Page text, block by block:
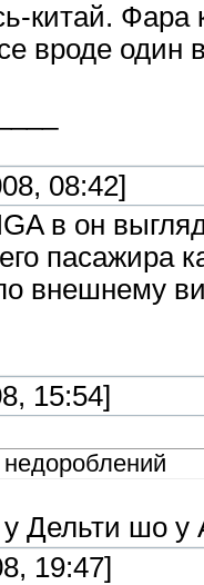
китай. Фара
вроде
08:42]
в он
пасажира
внешнему
15:54]
у Дельти шо
19:47]